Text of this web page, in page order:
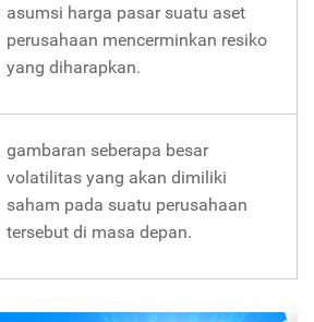
asumsi harga pasar suatu aset
perusahaan mencerminkan resiko
yang diharapkan.
gambaran seberapa besar
volatilitas yang akan dimiliki
saham pada suatu perusahaan
tersebut di masa depan.